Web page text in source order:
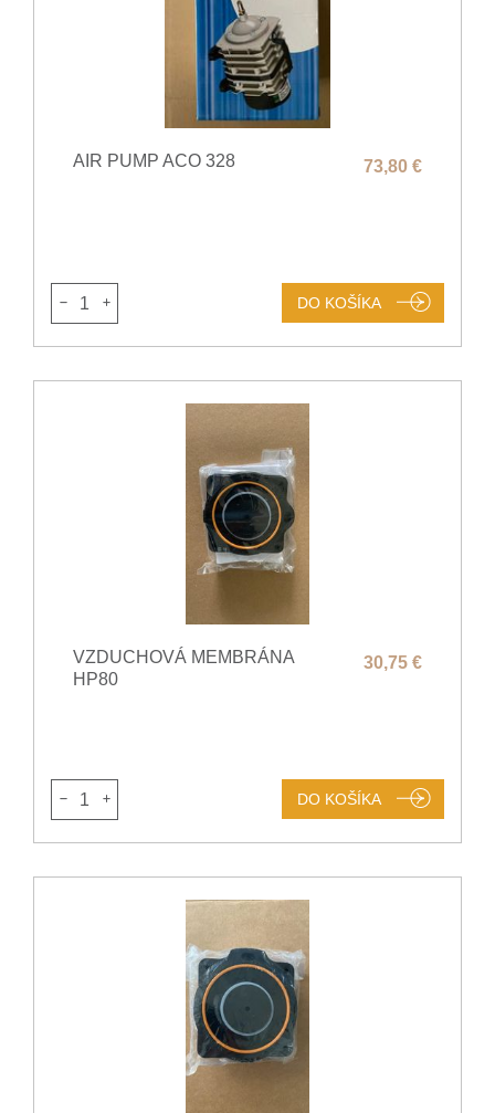
AIR PUMP ACO 328 73,80 €
1 DO KOŠÍKA
VZDUCHOVÁ MEMBRÁNA
HP80
30,75 €
1 DO KOŠÍKA